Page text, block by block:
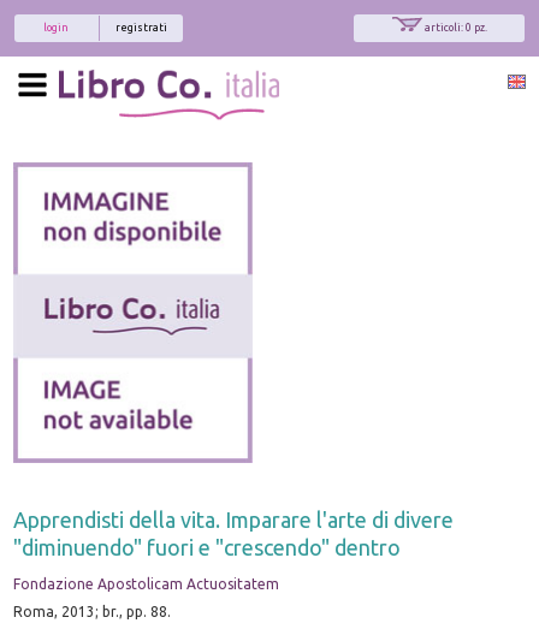
articoli: 0 pz.
registrati
login
Apprendisti della vita. Imparare l'arte di divere
"diminuendo" fuori e "crescendo" dentro
Fondazione Apostolicam Actuositatem
Roma, 2013; br., pp. 88.